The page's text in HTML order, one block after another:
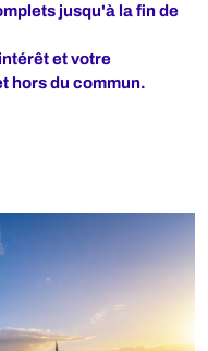
jusqu'à la fin de
et votre
hors du commun.